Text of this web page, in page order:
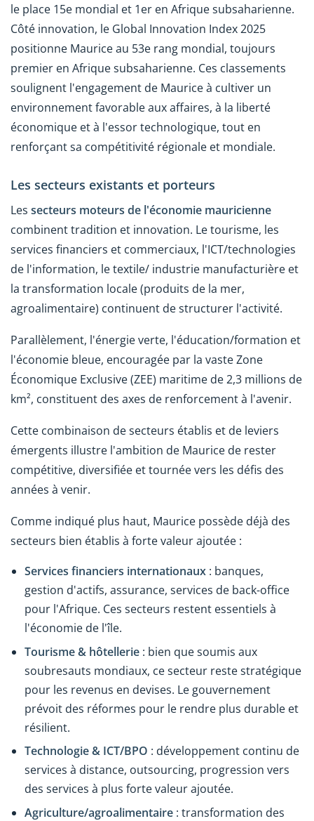
le place 15e mondial et 1er en Afrique subsaharienne.
Côté innovation, le Global Innovation Index 2025
positionne Maurice au 53e rang mondial, toujours
premier en Afrique subsaharienne. Ces classements
soulignent l'engagement de Maurice à cultiver un
environnement favorable aux affaires, à la liberté
économique et à l'essor technologique, tout en
renforçant sa compétitivité régionale et mondiale.
Les secteurs existants et porteurs
Les secteurs moteurs de l'économie mauricienne
combinent tradition et innovation. Le tourisme, les
services financiers et commerciaux, l'ICT/technologies
de l'information, le textile/ industrie manufacturière et
la transformation locale (produits de la mer,
agroalimentaire) continuent de structurer l'activité.
Parallèlement, l'énergie verte, l'éducation/formation et
l'économie bleue, encouragée par la vaste Zone
Économique Exclusive (ZEE) maritime de 2,3 millions de
km², constituent des axes de renforcement à l'avenir.
Cette combinaison de secteurs établis et de leviers
émergents illustre l'ambition de Maurice de rester
compétitive, diversifiée et tournée vers les défis des
années à venir.
Comme indiqué plus haut, Maurice possède déjà des
secteurs bien établis à forte valeur ajoutée :
Services financiers internationaux : banques,
gestion d'actifs, assurance, services de back-office
pour l'Afrique. Ces secteurs restent essentiels à
l'économie de l'île.
Tourisme & hôtellerie : bien que soumis aux
soubresauts mondiaux, ce secteur reste stratégique
pour les revenus en devises. Le gouvernement
prévoit des réformes pour le rendre plus durable et
résilient.
Technologie & ICT/BPO : développement continu de
services à distance, outsourcing, progression vers
des services à plus forte valeur ajoutée.
Agriculture/agroalimentaire : transformation des